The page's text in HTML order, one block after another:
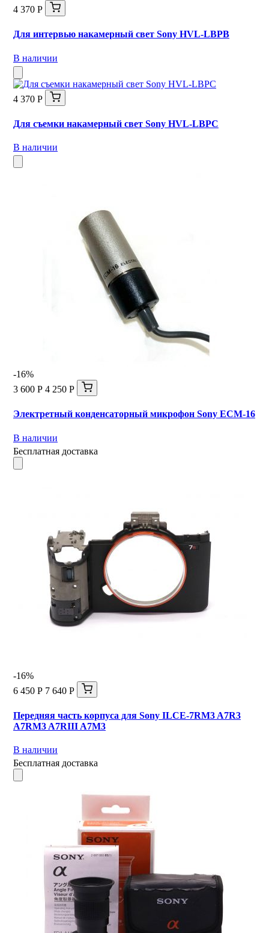
4 370 Р
Для интервью накамерный свет Sony HVL-LBPB
В наличии
4 370 Р
Для съемки накамерный свет Sony HVL-LBPC
В наличии
-16%
3 600 Р 4 250 Р
Электретный конденсаторный микрофон Sony ECM-16
В наличии
Бесплатная доставка
-16%
6 450 Р 7 640 Р
Передняя часть корпуса для Sony ILCE-7RM3 A7R3
A7RM3 A7RIII A7M3
В наличии
Бесплатная доставка